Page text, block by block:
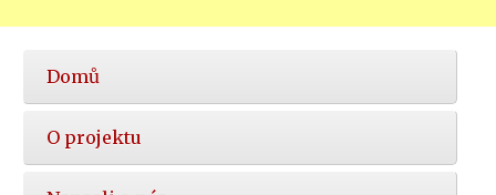
Hlavní
nabídka
Domů
O projektu